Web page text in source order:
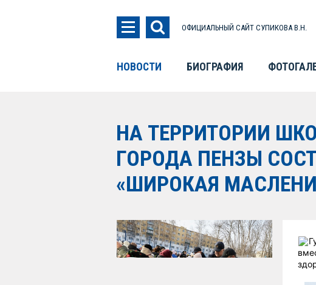
ОФИЦИАЛЬНЫЙ САЙТ СУПИКОВА В.Н.
НОВОСТИ БИОГРАФИЯ
НА ТЕРРИТОРИИ
ГОРОДА ПЕНЗЫ
«ШИРОКАЯ